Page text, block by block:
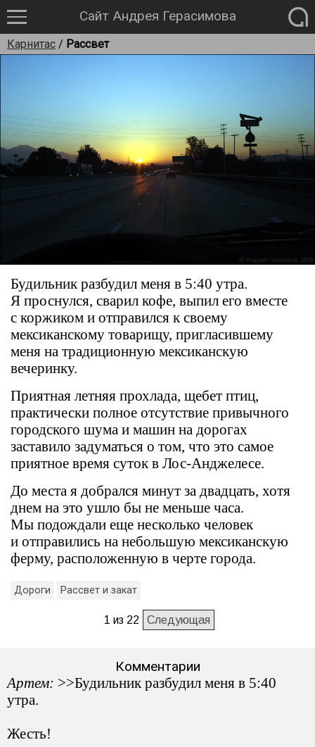
Сайт Андрея Герасимова
Карнитас / Рассвет
Будильник разбудил меня в 5:40 утра.
Я проснулся, сварил кофе, выпил его вместе
с коржиком и отправился к своему
мексиканскому товарищу, пригласившему
меня на традиционную мексиканскую
вечеринку.
Приятная летняя прохлада, щебет птиц,
практически полное отсутствие привычного
городского шума и машин на дорогах
заставило задуматься о том, что это самое
приятное время суток в Лос-Анджелесе.
До места я добрался минут за двадцать, хотя
днем на это ушло бы не меньше часа.
Мы подождали еще несколько человек
и отправились на небольшую мексиканскую
ферму, расположенную в черте города.
Дороги Рассвет и закат
1 из 22 Следующая
Комментарии
Артем: >>Будильник разбудил меня в 5:40
утра.
Жесть!